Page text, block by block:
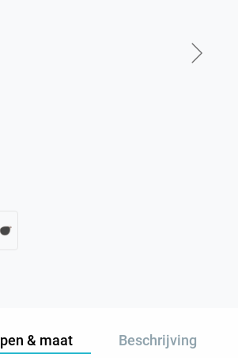
& maat Beschrijving